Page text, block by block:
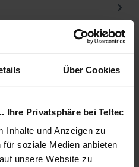
Über Cookies
Ihre Privatsphäre bei Teltec
Inhalte und Anzeigen zu
soziale Medien anbieten
unsere Website zu
Quick Charge....mehr
sind verfübar...... mehr